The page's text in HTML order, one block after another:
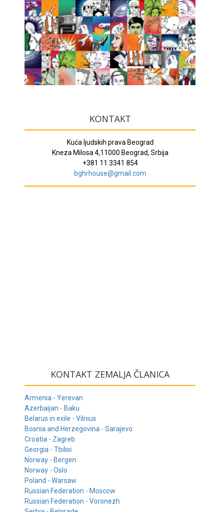
KONTAKT
Kuća ljudskih prava Beograd
Kneza Milosa 4,11000 Beograd, Srbija
+381 11 3341 854
bghrhouse@gmail.com
KONTAKT ZEMALJA ČLANICA
Armenia - Yerevan
Azerbaijan - Baku
Belarus in exile - Vilnius
Bosnia and Herzegovina - Sarajevo
Croatia - Zagreb
Georgia - Tbilisi
Norway - Bergen
Norway - Oslo
Poland - Warsaw
Russian Federation - Moscow
Russian Federation - Voronezh